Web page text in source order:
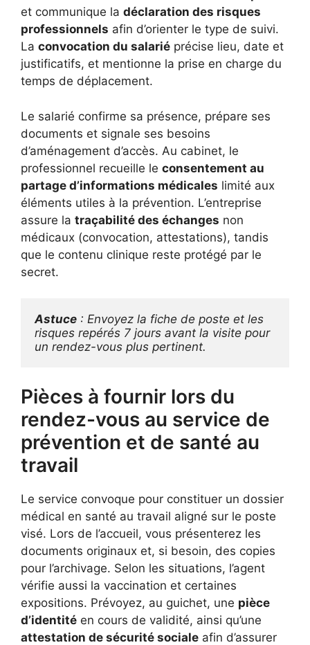
et communique la déclaration des risques
professionnels afin d’orienter le type de suivi.
La convocation du salarié précise lieu, date et
justificatifs, et mentionne la prise en charge du
temps de déplacement.
Le salarié confirme sa présence, prépare ses
documents et signale ses besoins
d’aménagement d’accès. Au cabinet, le
professionnel recueille le consentement au
partage d’informations médicales limité aux
éléments utiles à la prévention. L’entreprise
assure la traçabilité des échanges non
médicaux (convocation, attestations), tandis
que le contenu clinique reste protégé par le
secret.
Astuce : Envoyez la fiche de poste et les
risques repérés 7 jours avant la visite pour
un rendez-vous plus pertinent.
Pièces à fournir lors du
rendez-vous au service de
prévention et de santé au
travail
Le service convoque pour constituer un dossier
médical en santé au travail aligné sur le poste
visé. Lors de l’accueil, vous présenterez les
documents originaux et, si besoin, des copies
pour l’archivage. Selon les situations, l’agent
vérifie aussi la vaccination et certaines
expositions. Prévoyez, au guichet, une pièce
d’identité en cours de validité, ainsi qu’une
attestation de sécurité sociale afin d’assurer